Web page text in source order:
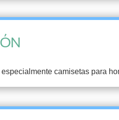
camisetas para